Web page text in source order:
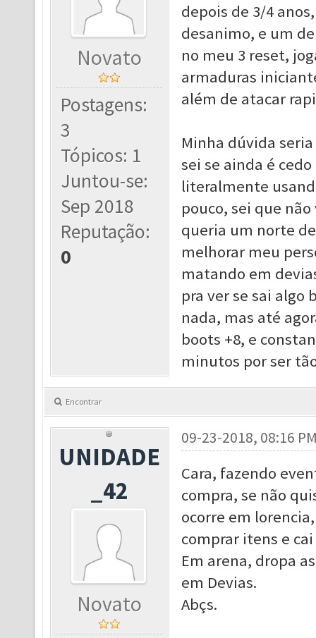
Novato
Postagens:
3
Tópicos: 1
Juntou-se:
Sep 2018
Reputação:
0
depois de 3/4
desanimo, e um
no meu 3 reset,
armaduras
além de atacar
Minha dúvida
sei se ainda é
literalmente
pouco, sei que
queria um norte
melhorar meu
matando em
pra ver se sai algo
nada, mas até
boots +8, e
minutos por ser
Encontrar
UNIDADE
_42
Novato
09-23-2018, 08:16
Cara, fazendo
compra, se não
ocorre em
comprar itens e
Em arena, dropa
em Devias.
Abçs.